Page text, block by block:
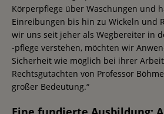
Körperpflege über Waschungen und
Einreibungen bis hin zu Wickeln und
wir uns seit jeher als Wegbereiter in
-pflege verstehen, möchten wir
Sicherheit wie möglich bei ihrer
Rechtsgutachten von Professor
großer Bedeutung.“